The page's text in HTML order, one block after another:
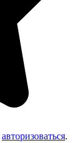
авторизоваться.